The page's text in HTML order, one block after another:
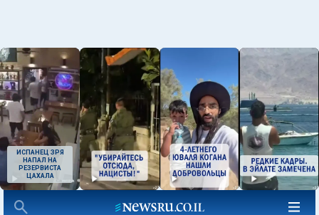
ИСПАНЕЦ ЗРЯ
НАПАЛ НА
РЕЗЕРВИСТА
ЦАХАЛА